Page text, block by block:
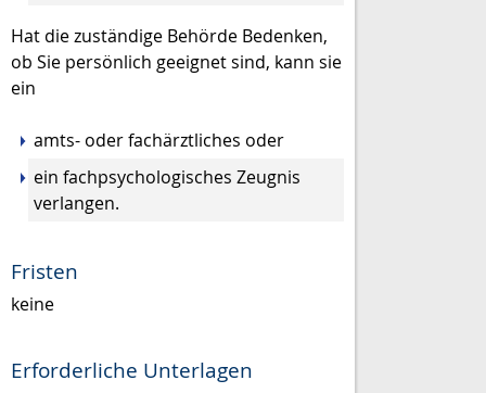
Hat die zuständige Behörde Bedenken,
ob Sie persönlich geeignet sind, kann sie
ein
amts- oder fachärztliches oder
ein fachpsychologisches Zeugnis
verlangen.
Fristen
keine
Erforderliche Unterlagen